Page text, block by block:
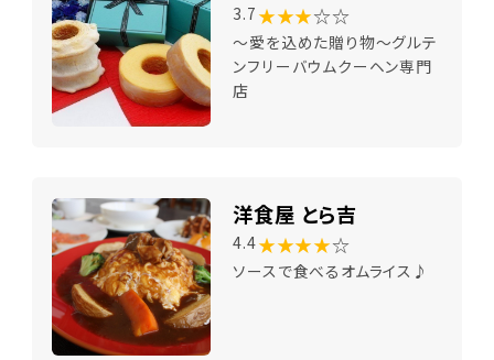
3.7 ★★★☆☆
～愛を込めた贈り物～グルテ
ンフリーバウムクーヘン専門
店
洋食屋 とら吉
4.4★★★★☆
ソースで食べるオムライス♪